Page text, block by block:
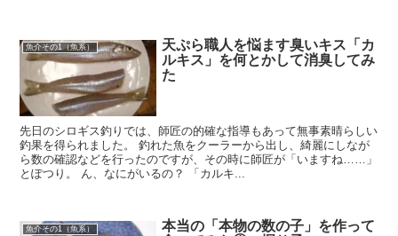
魚介その1（魚系）
天ぷら職人を悩ます臭いキス「カ
ルキス」を何とかして消臭してみ
た
先日のシロギス釣りでは、師匠の的確な指導もあって無事素晴らしい
釣果を得られました。 釣れた魚をクーラーから出し、綺麗にしなが
ら数の確認などを行ったのですが、その時に師匠が「いますね……」
とぽつり。 ん、なにがいるの？ 「カルキ...
魚介その1（魚系）
本当の「本物の数の子」を作って